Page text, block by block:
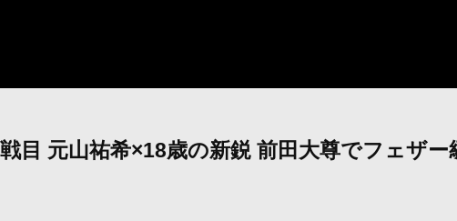
目 元山祐希×18歳の新鋭 前田大尊でフェザ